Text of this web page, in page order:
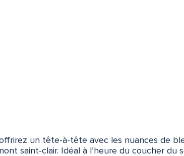
un tête-à-tête avec les nuances de
saint-clair. Idéal à l’heure du coucher du